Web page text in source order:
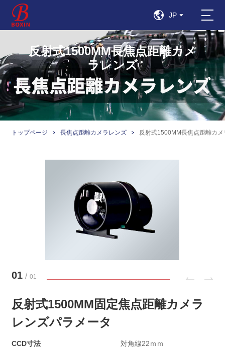
JP
反射式1500MM長焦点距離カメ
ラレンズ
トップページ 長焦点距離カメラレンズ 反射式1500MM長焦点距離カ
01 / 01
反射式1500MM固定焦点距離カメラ
レンズパラメータ
CCD寸法
対角線22ｍｍ